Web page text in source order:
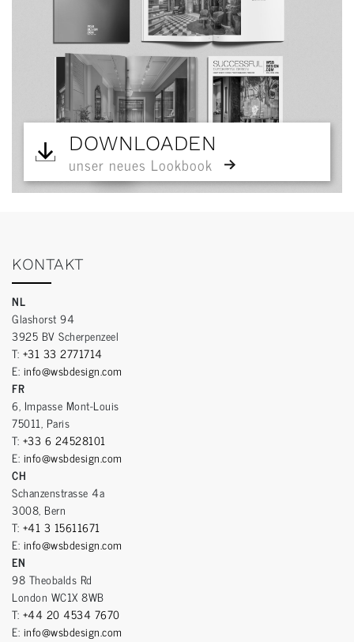
DOWNLOADEN
unser neues Lookbook
KONTAKT
NL
Glashorst 94
3925 BV Scherpenzeel
T: +31 33 2771714
E: info@wsbdesign.com
FR
6, Impasse Mont-Louis
75011, Paris
T: +33 6 24528101
E: info@wsbdesign.com
CH
Schanzenstrasse 4a
3008, Bern
T: +41 3 15611671
E: info@wsbdesign.com
EN
98 Theobalds Rd
London WC1X 8WB
T: +44 20 4534 7670
E: info@wsbdesign.com